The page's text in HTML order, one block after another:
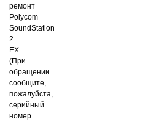
ремонт
Polycom
SoundStation
2
EX.
(При
обращении
сообщите,
пожалуйста,
серийный
номер